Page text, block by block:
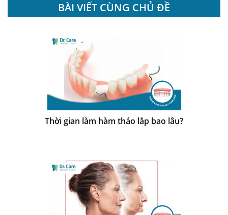
BÀI VIẾT CÙNG CHỦ ĐỀ
Thời gian làm hàm tháo lắp bao lâu?